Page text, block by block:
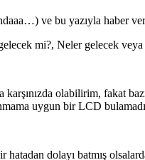
ve bu yazıyla haber
mi?, Neler gelecek
olabilirim, fakat
uygun bir LCD
dolayı batmış